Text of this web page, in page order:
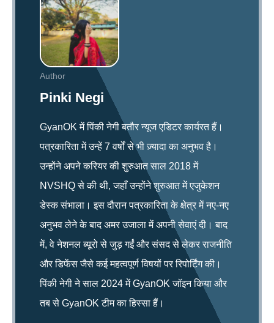
Author
Pinki Negi
GyanOK में पिंकी नेगी बतौर न्यूज एडिटर कार्यरत हैं।
पत्रकारिता में उन्हें 7 वर्षों से भी ज़्यादा का अनुभव है।
उन्होंने अपने करियर की शुरुआत साल 2018 में
NVSHQ से की थी, जहाँ उन्होंने शुरुआत में एजुकेशन
डेस्क संभाला। इस दौरान पत्रकारिता के क्षेत्र में नए-नए
अनुभव लेने के बाद अमर उजाला में अपनी सेवाएं दी। बाद
में, वे नेशनल ब्यूरो से जुड़ गईं और संसद से लेकर राजनीति
और डिफेंस जैसे कई महत्वपूर्ण विषयों पर रिपोर्टिंग की।
पिंकी नेगी ने साल 2024 में GyanOK जॉइन किया और
तब से GyanOK टीम का हिस्सा हैं।